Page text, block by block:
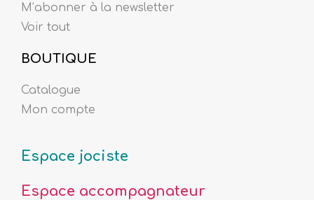
M’abonner à la newsletter
Voir tout
BOUTIQUE
Catalogue
Mon compte
Espace jociste
Espace accompagnateur